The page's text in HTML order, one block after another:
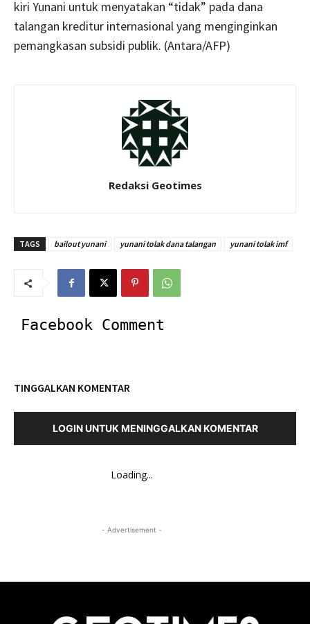
kiri Yunani untuk menyatakan “tidak” pada dana
talangan kreditur internasional yang menginginkan
pemangkasan subsidi publik. (Antara/AFP)
Redaksi Geotimes
TAGS bailout yunani yunani tolak dana talangan yunani tolak imf
Facebook Comment
TINGGALKAN KOMENTAR
LOGIN UNTUK MENINGGALKAN KOMENTAR
Loading...
- Advertisement -